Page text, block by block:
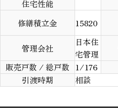
住宅性能
修繕積立金
15820
管理会社
日本住
宅管理
販売戸数 / 総戸数 1/176
引渡時期
相談